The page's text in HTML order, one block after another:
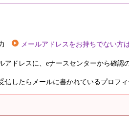
メールアドレスをお持ちでない方
アドレスに、eナースセンターから確認
信したらメールに書かれているプロフ